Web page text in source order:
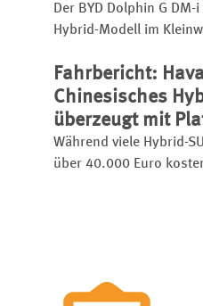
Der BYD Dolphin G
Hybrid-Modell im
bis zu 105 Kilometer,
1.040 Kilometer weit
Fahrbericht:
Chinesisches
überzeugt mit
Während viele Hybrid-
über 40.000 Euro